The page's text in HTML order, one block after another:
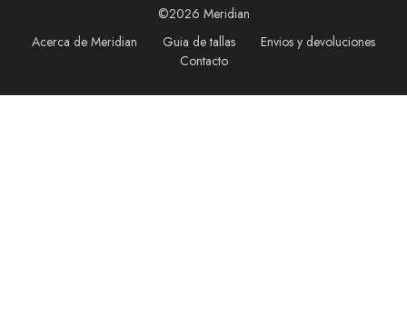
©2026 Meridian
Acerca de Meridian
Guia de tallas
Envios y devoluciones
Contacto